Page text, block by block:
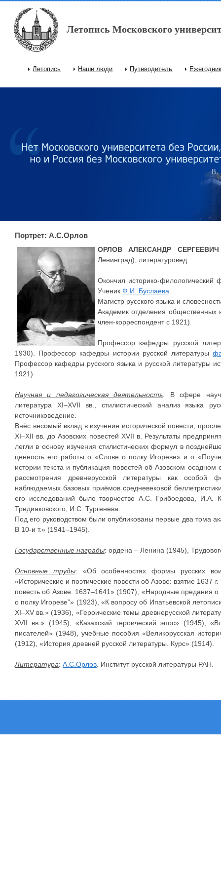
Перейти к основному содержанию
Летопись Московского
Главное меню
Летопись Наши люди Путеводитель
Портрет: А.С.Орлов
ОРЛОВ АЛЕКСАНДР СЕРГЕЕВИЧ
Ленинград), литературовед.
Окончил историко-филологический
Ученик Ф.И. Буслаева
Магистр русского языка и
Академик отделения
член-корреспондент с 1921).
Профессор кафедры русской
1930). Профессор кафедры истории русской литературы
Профессор кафедры русского языка и русской литературы
1921).
Научная и педагогическая деятельность . В сфере
литература XI–XVII вв., стилистический анализ языка
источниковедение.
Внёс весомый вклад в изучение исторической повести,
XI–XII вв. до Азовских повестей XVII в. Результаты
легли в основу изучения стилистических формул в
ценность его работы о «Слове о полку Игореве» и о
истории текста и публикация повестей об Азовском осадном
рассмотрения древнерусской литературы как особой
наблюдаемых базовых приёмов средневековой
его исследований было творчество А.С. Грибоедова,
Тредиаковского, И.С. Тургенева.
Под его руководством были опубликованы первые два тома
В 10-и т.» (1941–1945).
Государственные награды: ордена – Ленина (1945),
Основные труды: «Об особенностях формы русских
«Исторические и поэтические повести об Азове: взятие 1637
повесть об Азове. 1637–1641» (1907), «Народные предания
о полку Игореве”» (1923), «К вопросу об Ипатьевской
XI–XV вв.» (1936), «Героические темы древнерусской
XVII вв.» (1945), «Казахский героический эпос» (1945),
писателей» (1948), учебные пособия «Великорусская
(1912), «История древней русской литературы. Курс» (1914).
Литература: А.С.Орлов . Институт русской литературы РАН.